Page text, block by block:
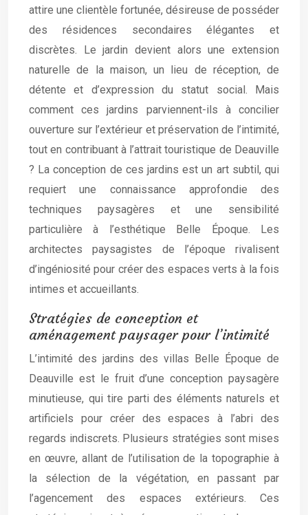
attire une clientèle fortunée, désireuse de posséder
des résidences secondaires élégantes et
discrètes. Le jardin devient alors une extension
naturelle de la maison, un lieu de réception, de
détente et d’expression du statut social. Mais
comment ces jardins parviennent-ils à concilier
ouverture sur l’extérieur et préservation de l’intimité,
tout en contribuant à l’attrait touristique de Deauville
? La conception de ces jardins est un art subtil, qui
requiert une connaissance approfondie des
techniques paysagères et une sensibilité
particulière à l’esthétique Belle Époque. Les
architectes paysagistes de l’époque rivalisent
d’ingéniosité pour créer des espaces verts à la fois
intimes et accueillants.
Stratégies de conception et
aménagement paysager pour l’intimité
L’intimité des jardins des villas Belle Époque de
Deauville est le fruit d’une conception paysagère
minutieuse, qui tire parti des éléments naturels et
artificiels pour créer des espaces à l’abri des
regards indiscrets. Plusieurs stratégies sont mises
en œuvre, allant de l’utilisation de la topographie à
la sélection de la végétation, en passant par
l’agencement des espaces extérieurs. Ces